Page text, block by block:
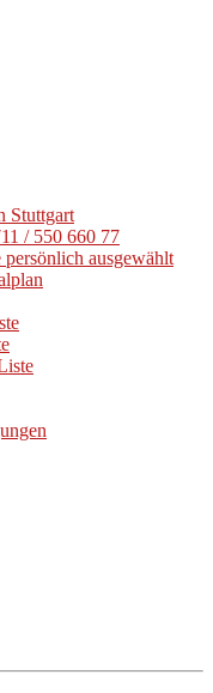
Stuttgart
/ 550 660 77
ausgewählt